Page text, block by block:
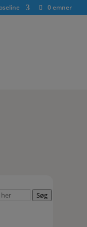
0 emner
Søg